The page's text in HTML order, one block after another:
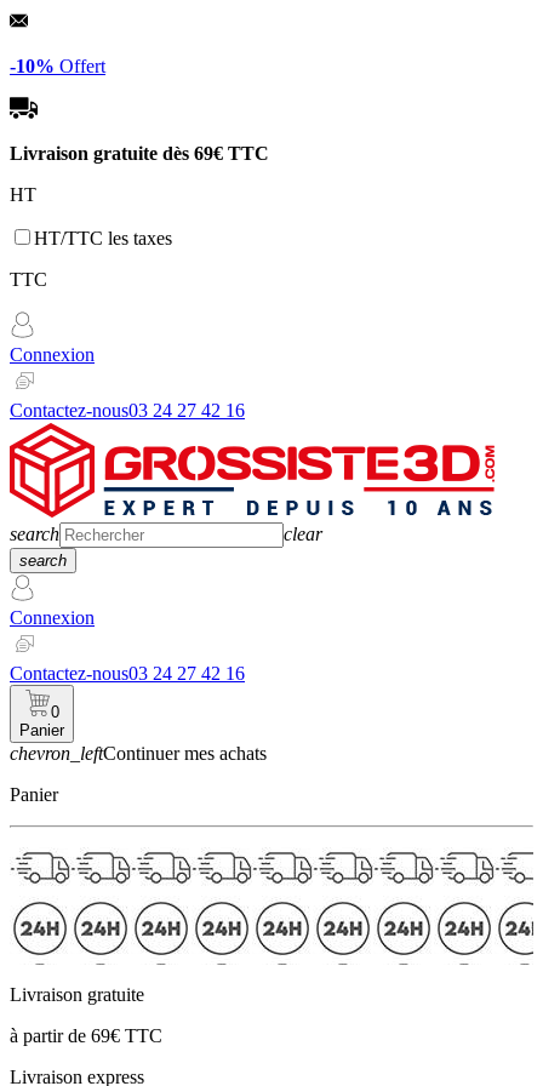
Panneau de gestion des cookies
-10% Offert
Livraison gratuite dès 69€ TTC
HT
HT/TTC les taxes
TTC
Connexion
Contactez-nous03 24 27 42 16
search clear
search
Connexion
Contactez-nous03 24 27 42 16
0
Panier
chevron_leftContinuer mes achats
Panier
Livraison gratuite
à partir de 69€ TTC
Livraison express